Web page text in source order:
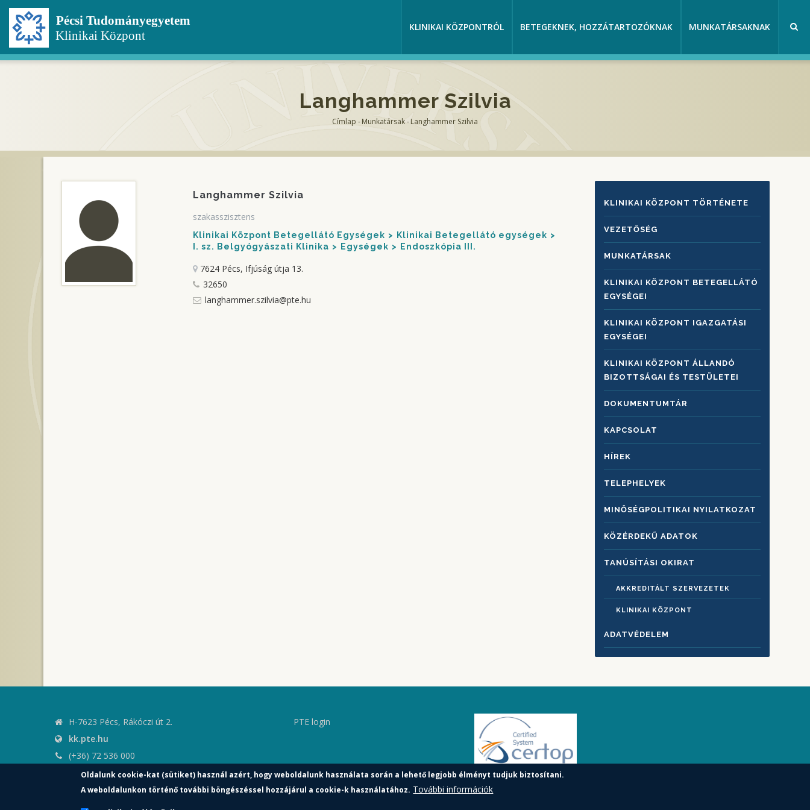
Ugrás
tartalomra
KLINIKAI KÖZPONTRÓL BETEGEKNEK, HOZZÁTARTOZÓKNAK MUNKATÁRSAKNAK
Langhammer Szilvia
Címlap -Munkatársak-Langhammer Szilvia
Langhammer Szilvia
szakasszisztens
Klinikai Központ Betegellátó Egységek
Klinikai Betegellátó egységek
I. sz. Belgyógyászati Klinika
Egységek Endoszkópia III.
7624 Pécs, Ifjúság útja 13.
32650
langhammer.szilvia@pte.hu
KLINIKAI
KÖZPONTRÓL
KLINIKAI KÖZPONT TÖRTÉNETE
VEZETŐSÉG
MUNKATÁRSAK
KLINIKAI KÖZPONT BETEGELLÁTÓ
EGYSÉGEI
KLINIKAI KÖZPONT IGAZGATÁSI
EGYSÉGEI
KLINIKAI KÖZPONT ÁLLANDÓ
BIZOTTSÁGAI ÉS TESTÜLETEI
DOKUMENTUMTÁR
KAPCSOLAT
HÍREK
TELEPHELYEK
MINŐSÉGPOLITIKAI NYILATKOZAT
KÖZÉRDEKŰ ADATOK
TANÚSÍTÁSI OKIRAT
AKKREDITÁLT SZERVEZETEK
KLINIKAI KÖZPONT
ADATVÉDELEM
H-7623 Pécs, Rákóczi út 2.
kk.pte.hu
(+36) 72 536 000
kk.elnoki.hivatal@pte.hu
pte.hu
PTE login
Oldalunk cookie-kat (sütiket) használ azért, hogy weboldalunk használata során a lehető legjobb élményt tudjuk biztosítani.
A weboldalunkon történő további böngészéssel hozzájárul a cookie-k használatához. További információk